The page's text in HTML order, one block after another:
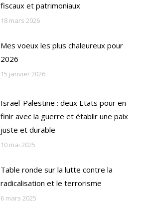
fiscaux et patrimoniaux
18 mars 2026
Mes voeux les plus chaleureux pour
2026
15 janvier 2026
Israël-Palestine : deux Etats pour en
finir avec la guerre et établir une paix
juste et durable
10 mai 2025
Table ronde sur la lutte contre la
radicalisation et le terrorisme
6 mars 2025